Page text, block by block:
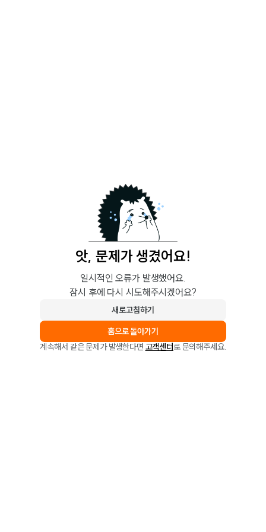
앗, 문제가 생겼어요!
일시적인 오류가 발생했어요.
잠시 후에 다시 시도해주시겠어요?
새로고침하기
홈으로 돌아가기
계속해서 같은 문제가 발생한다면 고객센터로 문의해주세요.